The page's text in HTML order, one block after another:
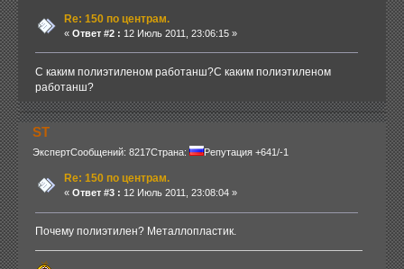
Re: 150 по центрам.
« Ответ #2 : 12 Июль 2011, 23:06:15 »
С каким полиэтиленом работанш?С каким полиэтиленом
работанш?
ST
ЭкспертСообщений: 8217Страна: Репутация +641/-1
Re: 150 по центрам.
« Ответ #3 : 12 Июль 2011, 23:08:04 »
Почему полиэтилен? Металлопластик.